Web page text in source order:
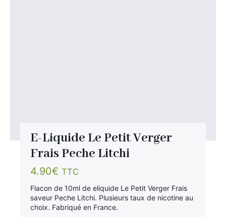
E-Liquide Le Petit Verger
Frais Peche Litchi
4.90€ TTC
Flacon de 10ml de eliquide Le Petit Verger Frais
saveur Peche Litchi. Plusieurs taux de nicotine au
choix. Fabriqué en France.